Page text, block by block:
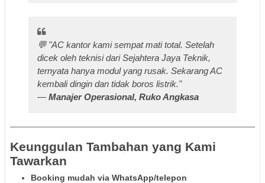
💬 "AC kantor kami sempat mati total. Setelah
dicek oleh teknisi dari Sejahtera Jaya Teknik,
ternyata hanya modul yang rusak. Sekarang AC
kembali dingin dan tidak boros listrik."
—Manajer Operasional, Ruko Angkasa
Keunggulan Tambahan yang Kami
Tawarkan
Booking mudah via WhatsApp/telepon